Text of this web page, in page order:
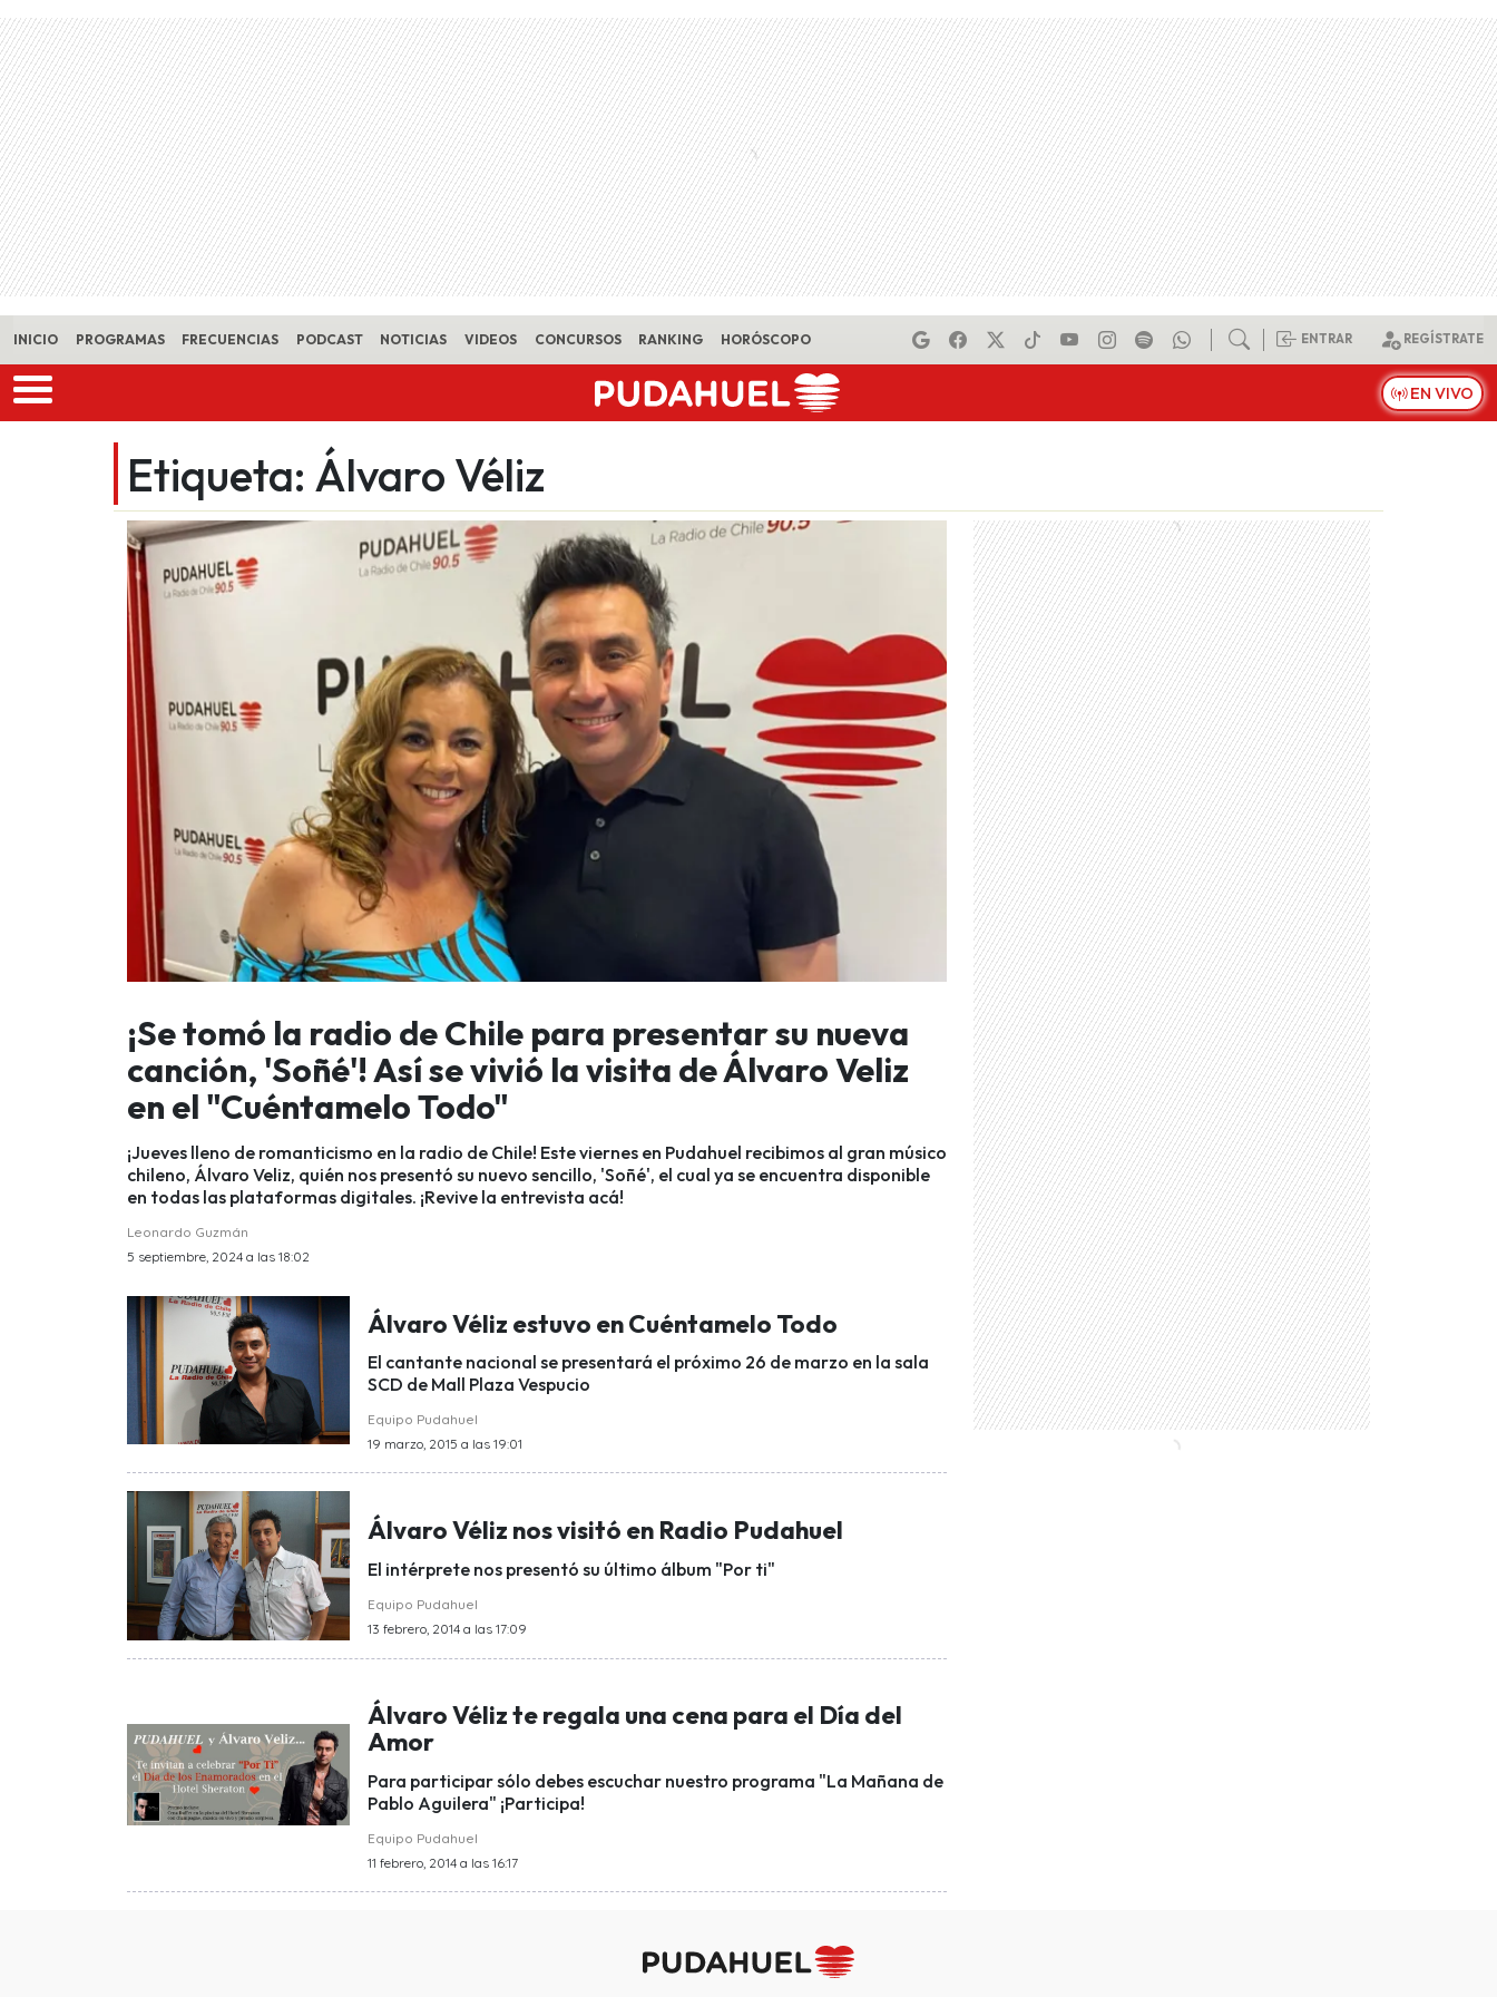
Skip to main content
INICIO PROGRAMAS FRECUENCIAS PODCAST NOTICIAS VIDEOS CONCURSOS RANKING HORÓSCOPO ENTRAR REGÍSTRATE
EN VIVO
Etiqueta: Álvaro Véliz
¡Se tomó la radio de Chile para presentar su nueva
canción, 'Soñé'! Así se vivió la visita de Álvaro Veliz
en el "Cuéntamelo Todo"
¡Jueves lleno de romanticismo en la radio de Chile! Este viernes en Pudahuel recibimos al gran músico
chileno, Álvaro Veliz, quién nos presentó su nuevo sencillo, 'Soñé', el cual ya se encuentra disponible
en todas las plataformas digitales. ¡Revive la entrevista acá!
Leonardo Guzmán
5 septiembre, 2024 a las 18:02
Álvaro Véliz estuvo en Cuéntamelo Todo
El cantante nacional se presentará el próximo 26 de marzo en la sala
SCD de Mall Plaza Vespucio
Equipo Pudahuel
19 marzo, 2015 a las 19:01
Álvaro Véliz nos visitó en Radio Pudahuel
El intérprete nos presentó su último álbum "Por ti"
Equipo Pudahuel
13 febrero, 2014 a las 17:09
Álvaro Véliz te regala una cena para el Día del
Amor
Para participar sólo debes escuchar nuestro programa "La Mañana de
Pablo Aguilera" ¡Participa!
Equipo Pudahuel
11 febrero, 2014 a las 16:17